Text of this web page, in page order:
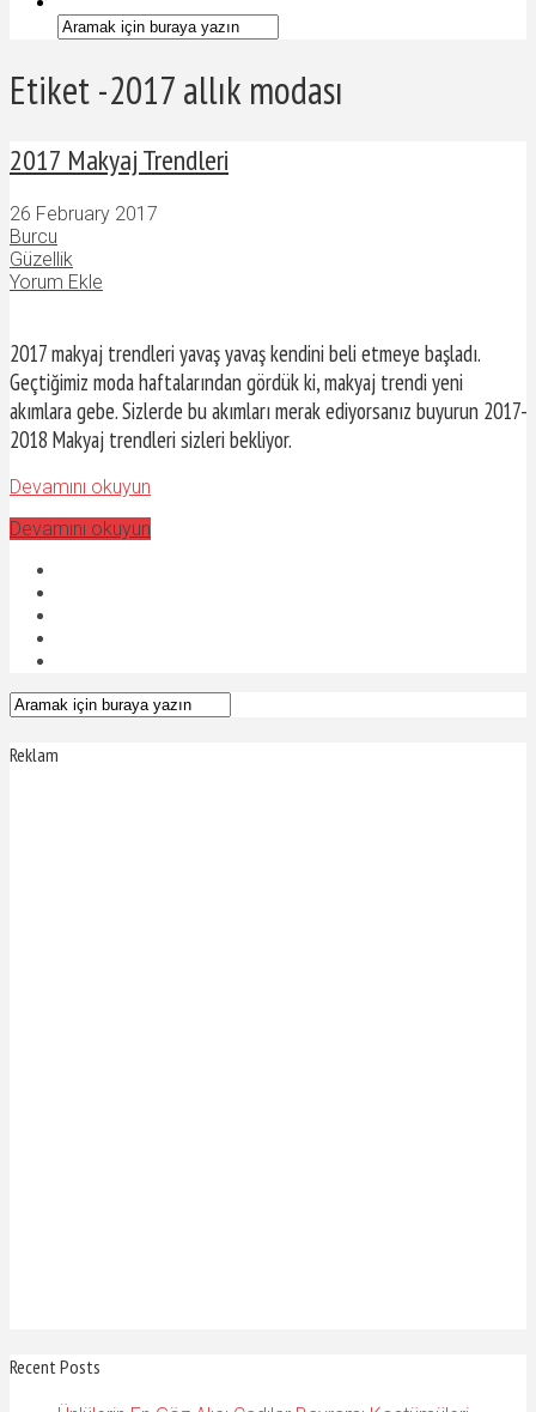
Etiket -2017 allık modası
2017 Makyaj Trendleri
26 February 2017
Burcu
Güzellik
Yorum Ekle
2017 makyaj trendleri yavaş yavaş kendini beli etmeye başladı.
Geçtiğimiz moda haftalarından gördük ki, makyaj trendi yeni
akımlara gebe. Sizlerde bu akımları merak ediyorsanız buyurun 2017-
2018 Makyaj trendleri sizleri bekliyor.
Devamını okuyun
Devamını okuyun
Reklam
Recent Posts